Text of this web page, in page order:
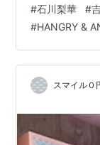
2000
：
「モ
2000
年5月
：
モー
2000
モ
FACTORY
ング娘。'26『
#石川梨華 #
#HANGRY &
スマイル０